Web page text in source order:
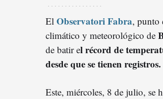
El Observatori Fabra, punto
climático y meteorológico de
de batir el récord de
desde que se tienen registros.
Este, miércoles, 8 de julio, se